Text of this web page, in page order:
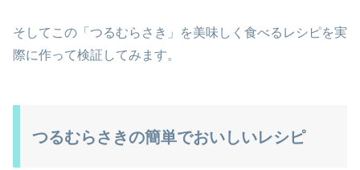
そしてこの「つるむらさき」を美味しく食べるレシピを実
際に作って検証してみます。
つるむらさきの簡単でおいしいレシピ